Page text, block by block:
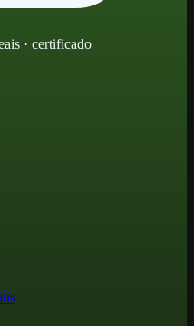
· certificado